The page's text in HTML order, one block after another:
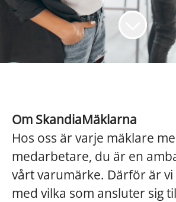
Om SkandiaMäklarna
Hos oss är varje mäklare
medarbetare, du är en
vårt varumärke. Därför är
med vilka som ansluter sig